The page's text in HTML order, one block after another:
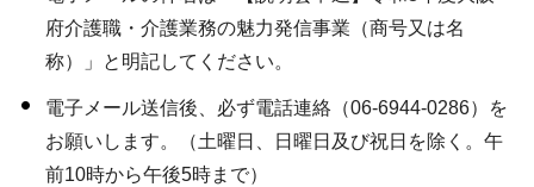
府介護職・介護業務の魅力発信事業（商号又は名
称）」と明記してください。
電子メール送信後、必ず電話連絡（06-6944-0286）を
お願いします。（土曜日、日曜日及び祝日を除く。午
前10時から午後5時まで）